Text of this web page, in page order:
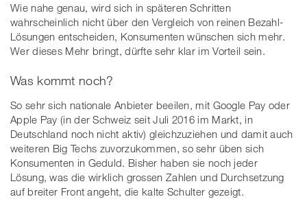
Wie nahe genau, wird sich in späteren Schritten
wahrscheinlich nicht über den Vergleich von reinen Bezahl-
Lösungen entscheiden, Konsumenten wünschen sich mehr.
Wer dieses Mehr bringt, dürfte sehr klar im Vorteil sein.
Was kommt noch?
So sehr sich nationale Anbieter beeilen, mit Google Pay oder
Apple Pay (in der Schweiz seit Juli 2016 im Markt, in
Deutschland noch nicht aktiv) gleichzuziehen und damit auch
weiteren Big Techs zuvorzukommen, so sehr üben sich
Konsumenten in Geduld. Bisher haben sie noch jeder
Lösung, was die wirklich grossen Zahlen und Durchsetzung
auf breiter Front angeht, die kalte Schulter gezeigt.